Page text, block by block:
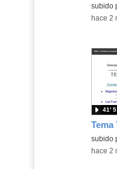
subido
-hace 2
subido
41′
-hace 2